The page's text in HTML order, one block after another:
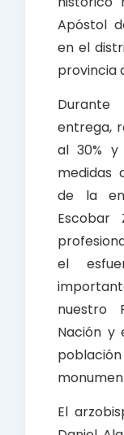
Apóstol
en el
provincia
entrega,
al 30% y
medidas
de la
Escobar
el
nuestro
Nación y
El